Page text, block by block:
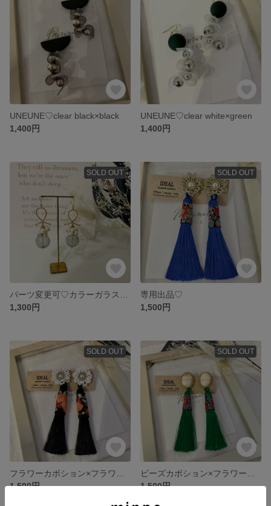
UNEUNE♡clear black×black
1,400円
UNEUNE♡clear white×green
1,400円
SOLD OUT
1,300円
SOLD OUT
専用出品♡
1,500円
SOLD OUT
1,500円
SOLD OUT
1,500円